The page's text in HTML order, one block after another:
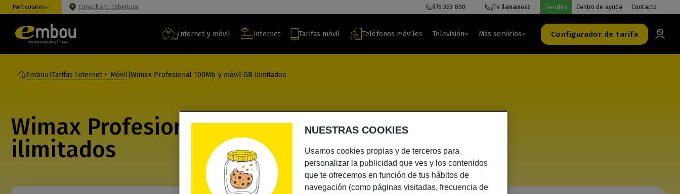
Particulares Consulta tu cobertura 976 363 800 ¿Te llamamos? Tiendas Centro de ayuda Contacto
Internet y móvil Internet Tarifas móvil Teléfonos móviles Televisión Más servicios Configurador de tarifa
Embou Tarifas Internet + Móvil |Wimax Profesional 100Mb y móvil GB ilimitados
Wimax Profesional 100Mb y móvil GB
ilimitados
NUESTRAS COOKIES
Usamos cookies propias y de terceros para
personalizar la publicidad que ves y los contenidos
que te ofrecemos en función de tus hábitos de
navegación (como páginas visitadas, frecuencia de